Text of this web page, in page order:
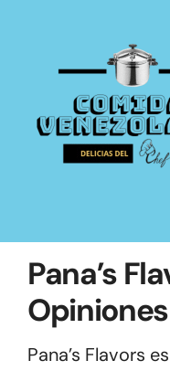
contenido
Pana’s
Opiniones
Pana’s Flavors